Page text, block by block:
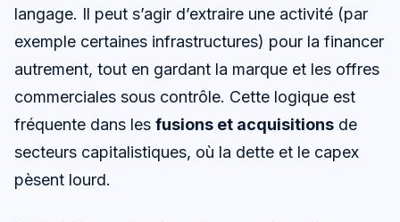
langage. Il peut s’agir d’extraire une activité (par
exemple certaines infrastructures) pour la financer
autrement, tout en gardant la marque et les offres
commerciales sous contrôle. Cette logique est
fréquente dans les fusions et acquisitions de
secteurs capitalistiques, où la dette et le capex
pèsent lourd.